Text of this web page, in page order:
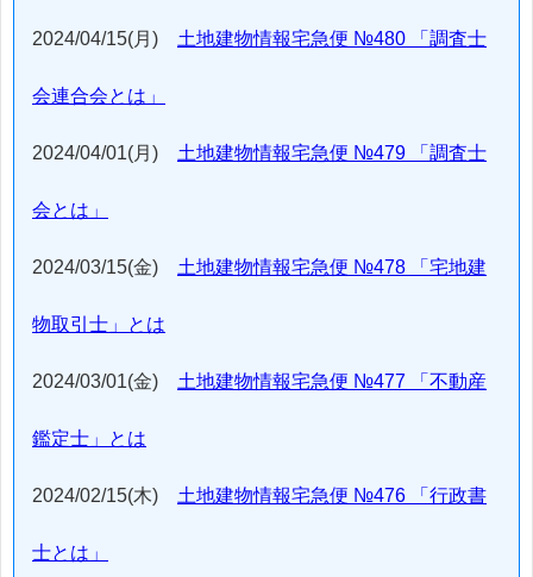
2024/04/15(月) 土地建物情報宅急便 №480 「調査士
会連合会とは」
2024/04/01(月) 土地建物情報宅急便 №479 「調査士
会とは」
2024/03/15(金) 土地建物情報宅急便 №478 「宅地建
物取引士」とは
2024/03/01(金) 土地建物情報宅急便 №477 「不動産
鑑定士」とは
2024/02/15(木) 土地建物情報宅急便 №476 「行政書
士とは」